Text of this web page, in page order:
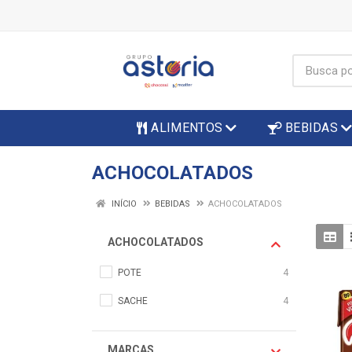
ALIMENTOS BEBIDAS
ACHOCOLATADOS
INÍCIO BEBIDAS ACHOCOLATADOS
ACHOCOLATADOS
POTE 4
SACHE 4